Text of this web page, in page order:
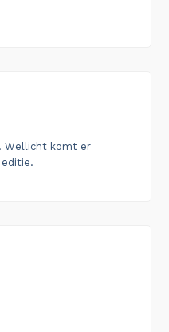
Wellicht komt er
editie.